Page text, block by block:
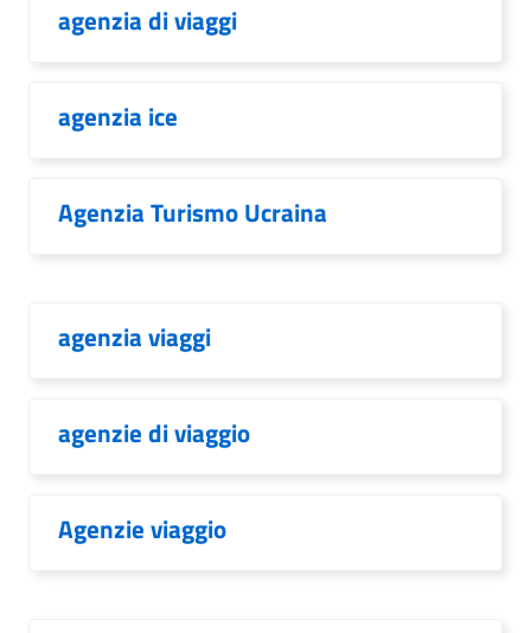
agenzia di viaggi
agenzia ice
Agenzia Turismo Ucraina
agenzia viaggi
agenzie di viaggio
Agenzie viaggio